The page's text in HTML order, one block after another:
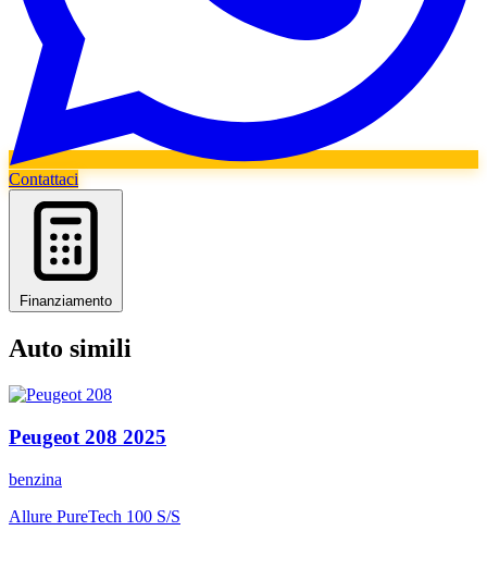
Contattaci
Finanziamento
Auto simili
Peugeot 208 2025
benzina
Allure PureTech 100 S/S